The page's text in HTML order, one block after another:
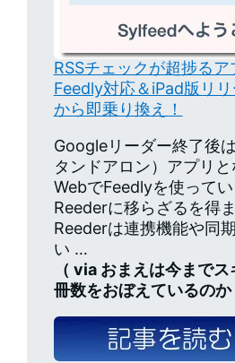
RSSチェックが超捗る
Feedly対応＆iPad版リ
から即乗り換え！
Googleリーダー終了後
タンドアロン）アプリと
WebでFeedlyを使って
Reederに移らざるを得
Reederは連携機能や同
い …
（ via おまえは今まで
冊数をおぼえているのか